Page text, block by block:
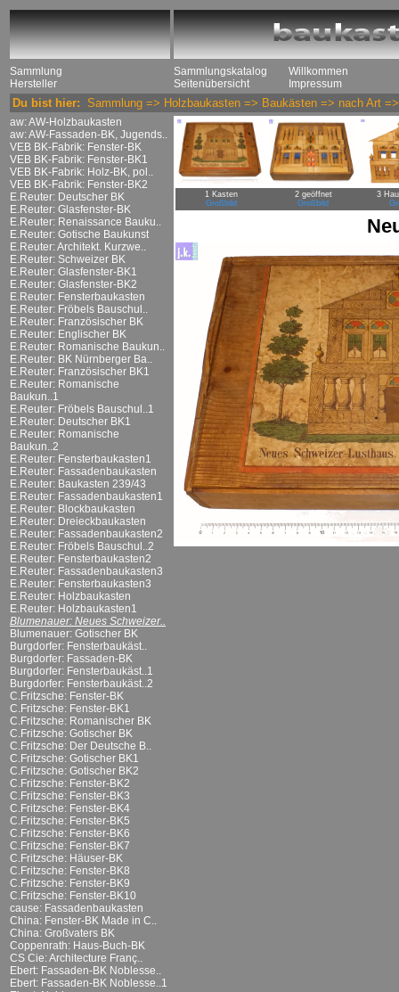
Sammlung
Hersteller
Sammlungskatalog
Seitenübersicht
Willkommen
Impressum
Du bist hier: Sammlung => Holzbaukasten => Baukästen => nach Art
aw: AW-Holzbaukasten
aw: AW-Fassaden-BK, Jugends..
VEB BK-Fabrik: Fenster-BK
VEB BK-Fabrik: Fenster-BK1
VEB BK-Fabrik: Holz-BK, pol..
VEB BK-Fabrik: Fenster-BK2
E.Reuter: Deutscher BK
E.Reuter: Glasfenster-BK
E.Reuter: Renaissance Bauku..
E.Reuter: Gotische Baukunst
E.Reuter: Architekt. Kurzwe..
E.Reuter: Schweizer BK
E.Reuter: Glasfenster-BK1
E.Reuter: Glasfenster-BK2
E.Reuter: Fensterbaukasten
E.Reuter: Fröbels Bauschul..
E.Reuter: Französischer BK
E.Reuter: Englischer BK
E.Reuter: Romanische Baukun..
E.Reuter: BK Nürnberger Ba..
E.Reuter: Französischer BK1
E.Reuter: Romanische
Baukun..1
E.Reuter: Fröbels Bauschul..1
E.Reuter: Deutscher BK1
E.Reuter: Romanische
Baukun..2
E.Reuter: Fensterbaukasten1
E.Reuter: Fassadenbaukasten
E.Reuter: Baukasten 239/43
E.Reuter: Fassadenbaukasten1
E.Reuter: Blockbaukasten
E.Reuter: Dreieckbaukasten
E.Reuter: Fassadenbaukasten2
E.Reuter: Fröbels Bauschul..2
E.Reuter: Fensterbaukasten2
E.Reuter: Fassadenbaukasten3
E.Reuter: Fensterbaukasten3
E.Reuter: Holzbaukasten
E.Reuter: Holzbaukasten1
Blumenauer: Neues Schweizer..
Blumenauer: Gotischer BK
Burgdorfer: Fensterbaukäst..
Burgdorfer: Fassaden-BK
Burgdorfer: Fensterbaukäst..1
Burgdorfer: Fensterbaukäst..2
C.Fritzsche: Fenster-BK
C.Fritzsche: Fenster-BK1
C.Fritzsche: Romanischer BK
C.Fritzsche: Gotischer BK
C.Fritzsche: Der Deutsche B..
C.Fritzsche: Gotischer BK1
C.Fritzsche: Gotischer BK2
C.Fritzsche: Fenster-BK2
C.Fritzsche: Fenster-BK3
C.Fritzsche: Fenster-BK4
C.Fritzsche: Fenster-BK5
C.Fritzsche: Fenster-BK6
C.Fritzsche: Fenster-BK7
C.Fritzsche: Häuser-BK
C.Fritzsche: Fenster-BK8
C.Fritzsche: Fenster-BK9
C.Fritzsche: Fenster-BK10
cause: Fassadenbaukasten
China: Fenster-BK Made in C..
China: Großvaters BK
Coppenrath: Haus-Buch-BK
CS Cie: Architecture Franç..
Ebert: Fassaden-BK Noblesse..
Ebert: Fassaden-BK Noblesse..1
1 Kasten
Großbild
2 geöffnet
Großbild
3